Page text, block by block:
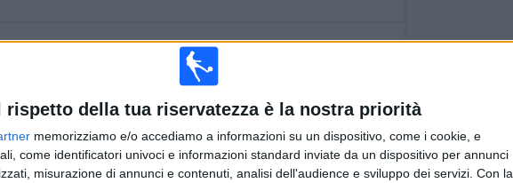
rispetto della tua riservatezza è la nostra priorità
memorizziamo e/o accediamo a informazioni su un dispositivo, come i cookie, e
come identificatori univoci e informazioni standard inviate da un dispositivo per annunci
misurazione di annunci e contenuti, analisi dell'audience e sviluppo dei servizi. Con la
CANALI TV
83
SENZA
PARTITA
GRATUITA
PARTITE
0
CONSECUTIVE
A PAGAMENTO